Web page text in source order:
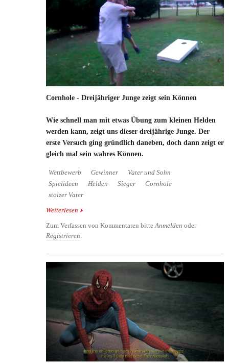
Cornhole - Dreijähriger Junge zeigt sein Können
Wie schnell man mit etwas Übung zum kleinen Helden
werden kann, zeigt uns dieser dreijährige Junge. Der
erste Versuch ging gründlich daneben, doch dann zeigt er
gleich mal sein wahres Können.
Wettbewerb Gewinner
Vater und Sohn
Spielideen
Helden Sieger
Cornhole
stolzer Vater
Weiterlesen über Cornhole - Dreijähriger Junge zeigt sein
Zum Verfassen von Kommentaren bitte Anmelden oder
Registrieren